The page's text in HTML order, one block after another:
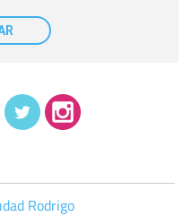
sólo el personal de
autorizado podrá
que le pedimos. No se
sus datos en la
Rodrigo